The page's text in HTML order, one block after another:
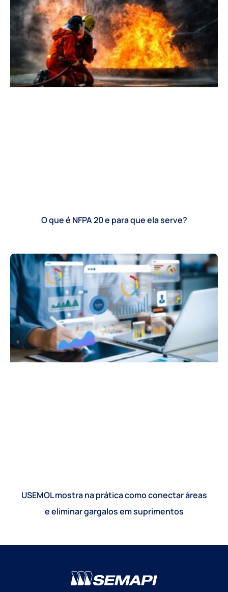
O que é NFPA 20 e para que ela serve?
USEMOL mostra na prática como conectar áreas
e eliminar gargalos em suprimentos